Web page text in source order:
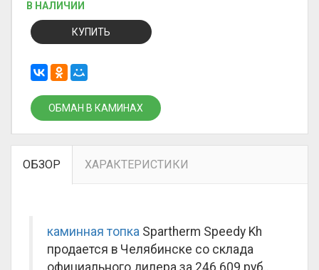
В НАЛИЧИИ
КУПИТЬ
ОБМАН В КАМИНАХ
ОБЗОР ХАРАКТЕРИСТИКИ
каминная топка Spartherm Speedy Kh
продается в Челябинске со склада
официального дилера за 246 609 руб..